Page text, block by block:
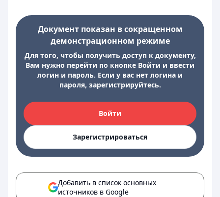
Документ показан в сокращенном
демонстрационном режиме
Для того, чтобы получить доступ к документу,
Вам нужно перейти по кнопке Войти и ввести
логин и пароль. Если у вас нет логина и
пароля, зарегистрируйтесь.
Войти
Зарегистрироваться
Добавить в список основных
источников в Google